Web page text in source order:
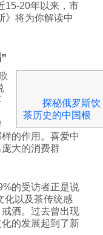
15-20年以来，市
》将为你解读中
探秘俄罗斯饮
茶历史的中国根
的作用。喜爱中
大的消费群
的受访者正是说
化以及茶传统感
酒。过去曾出现
的发展起到了新